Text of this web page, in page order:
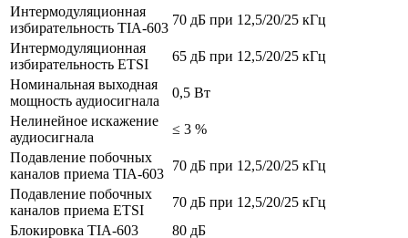
Интермодуляционная
избирательность TIA-603
70 дБ при 12,5/20/25 кГц
Интермодуляционная
избирательность ETSI
65 дБ при 12,5/20/25 кГц
Номинальная выходная
мощность аудиосигнала
0,5 Вт
Нелинейное искажение
аудиосигнала
≤ 3 %
Подавление побочных
каналов приема TIA-603
70 дБ при 12,5/20/25 кГц
Подавление побочных
каналов приема ETSI
70 дБ при 12,5/20/25 кГц
Блокировка TIA-603
80 дБ